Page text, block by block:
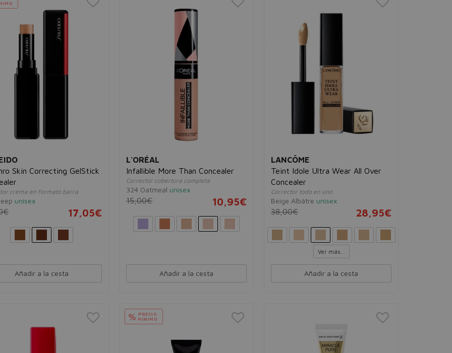
Skin Correcting GelStick
crema en formato barra
unisex
17,05€
Añadir a la cesta
L'ORÉAL
Infallible More Than Concealer
Corrector cobertura completa
324 Oatmeal unisex
15,00€ 10,95€
Añadir a la cesta
LANCÔME
Teint Idole Ultra Wear All Over
Concealer
Corrector todo en uno
Beige Albâtre unisex
38,00€ 28,95€
Ver más...
Añadir a la cesta
% PRECIO
MÍNIMO